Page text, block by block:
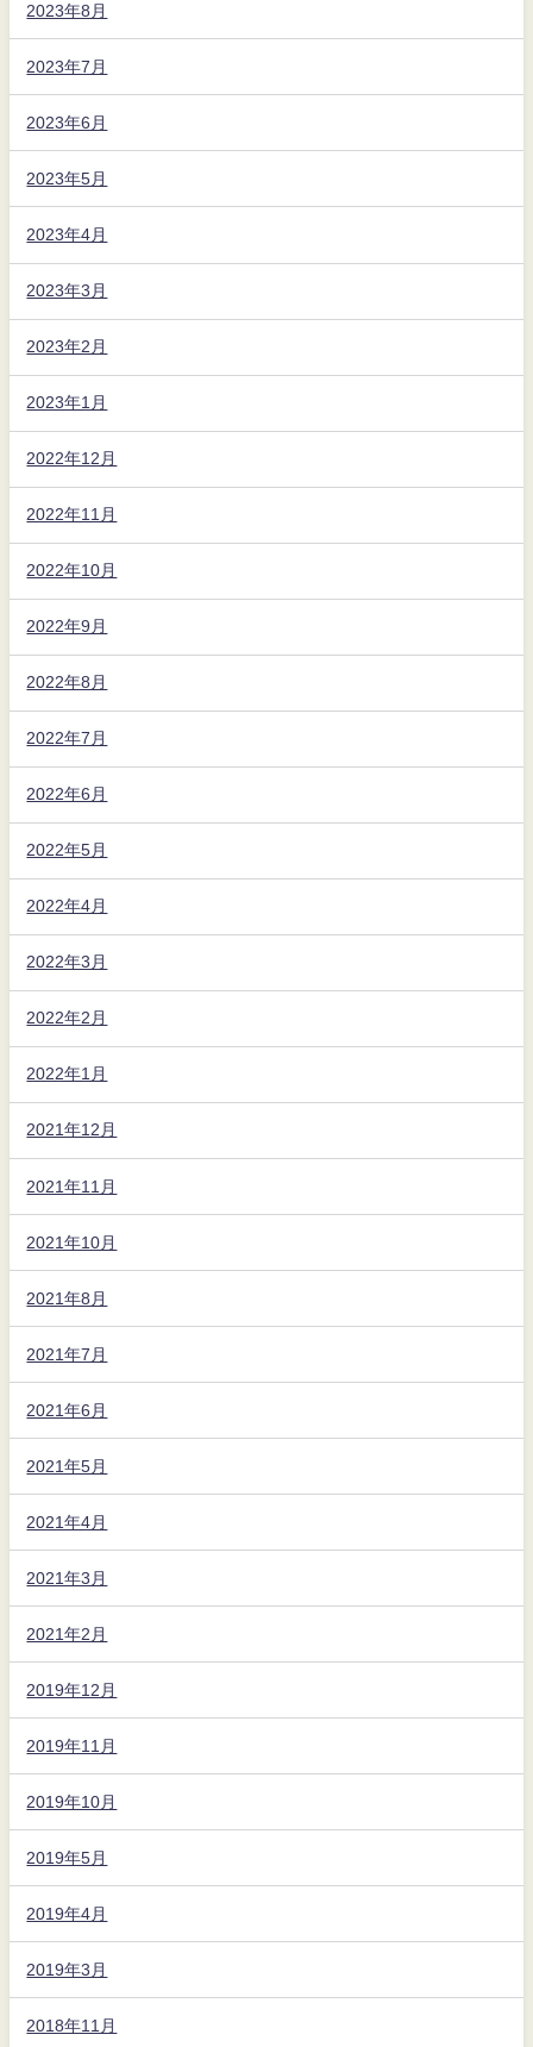
2023年8月
2023年7月
2023年6月
2023年5月
2023年4月
2023年3月
2023年2月
2023年1月
2022年12月
2022年11月
2022年10月
2022年9月
2022年8月
2022年7月
2022年6月
2022年5月
2022年4月
2022年3月
2022年2月
2022年1月
2021年12月
2021年11月
2021年10月
2021年8月
2021年7月
2021年6月
2021年5月
2021年4月
2021年3月
2021年2月
2019年12月
2019年11月
2019年10月
2019年5月
2019年4月
2019年3月
2018年11月